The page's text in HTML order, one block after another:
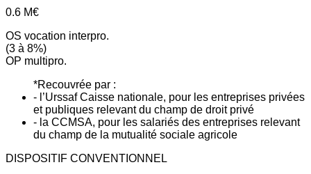
0.6 M€
OS vocation interpro.
(3 à 8%)
OP multipro.
*Recouvrée par :
- l’Urssaf Caisse nationale, pour les entreprises privées
et publiques relevant du champ de droit privé
- la CCMSA, pour les salariés des entreprises relevant
du champ de la mutualité sociale agricole
DISPOSITIF CONVENTIONNEL